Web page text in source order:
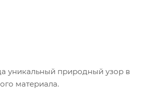
уникальный природный узор в
материала.